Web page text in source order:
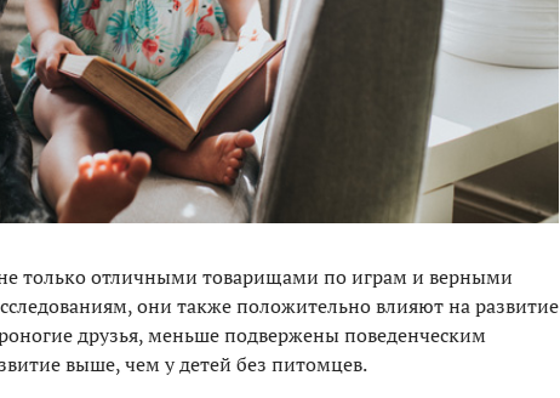
только отличными товарищами по играм и верными
они также положительно влияют на развитие
друзья, меньше подвержены поведенческим
выше, чем у детей без питомцев.